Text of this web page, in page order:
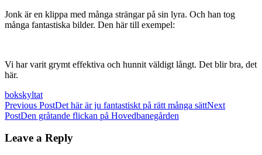
Jonk är en klippa med många strängar på sin lyra. Och han tog
många fantastiska bilder. Den här till exempel:
Vi har varit grymt effektiva och hunnit väldigt långt. Det blir bra, det
här.
bokskyltat
Post
navigation
Previous PostDet här är ju fantastiskt på rätt många sättNext
PostDen gråtande flickan på Hovedbanegården
Leave a Reply